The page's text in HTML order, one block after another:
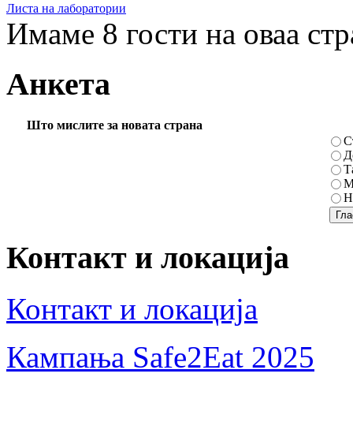
Листа на лаборатории
Имаме 8 гости на оваа
Анкета
Што мислите за новата страна
Контакт и локација
Контакт и локација
Кампања Safe2Eat 2025